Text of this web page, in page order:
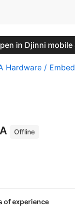
in Djinni mobile
Hardware /
Offline
of experience